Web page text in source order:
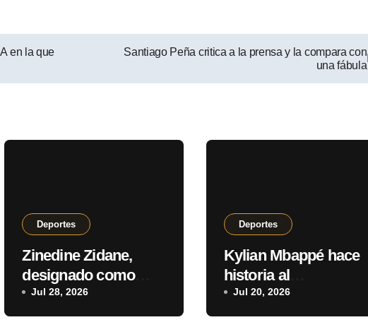
en la que
Santiago Peña critica a la prensa y la compara con
una fábula
Deportes
Zinedine Zidane,
designado como
seleccionador
francés
Jul 28, 2026
Deportes
Kylian Mbappé hace
historia al
transformarse en el
mayor artillero de los
Jul 20, 2026